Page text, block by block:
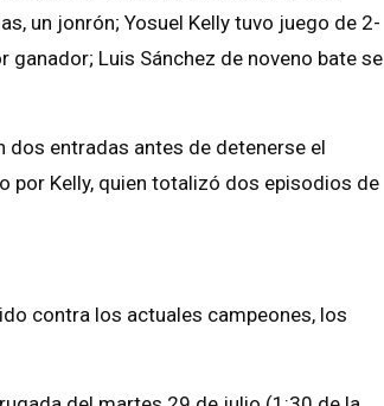
un jonrón; Yosuel Kelly tuvo juego de 2-
ganador; Luis Sánchez de noveno bate se
entradas antes de detenerse el
por Kelly, quien totalizó dos episodios de
contra los actuales campeones, los